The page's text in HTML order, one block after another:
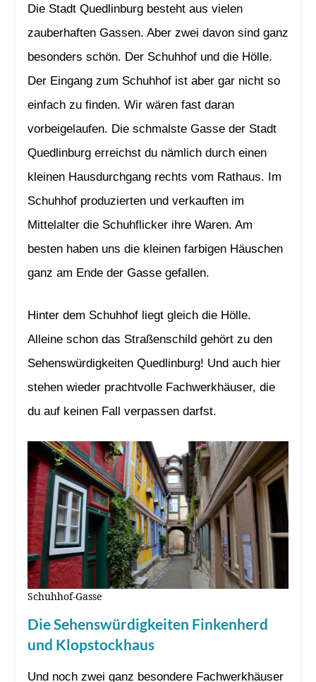
Die Stadt Quedlinburg besteht aus vielen
zauberhaften Gassen. Aber zwei davon sind ganz
besonders schön. Der Schuhhof und die Hölle.
Der Eingang zum Schuhhof ist aber gar nicht so
einfach zu finden. Wir wären fast daran
vorbeigelaufen. Die schmalste Gasse der Stadt
Quedlinburg erreichst du nämlich durch einen
kleinen Hausdurchgang rechts vom Rathaus. Im
Schuhhof produzierten und verkauften im
Mittelalter die Schuhflicker ihre Waren. Am
besten haben uns die kleinen farbigen Häuschen
ganz am Ende der Gasse gefallen.
Hinter dem Schuhhof liegt gleich die Hölle.
Alleine schon das Straßenschild gehört zu den
Sehenswürdigkeiten Quedlinburg! Und auch hier
stehen wieder prachtvolle Fachwerkhäuser, die
du auf keinen Fall verpassen darfst.
Schuhhof-Gasse
Die Sehenswürdigkeiten Finkenherd
und Klopstockhaus
Und noch zwei ganz besondere Fachwerkhäuser